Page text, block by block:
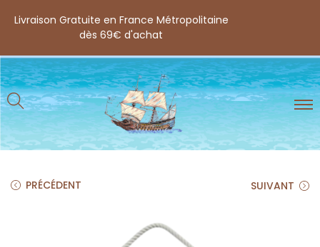
Livraison Gratuite en France Métropolitaine
dès 69€ d'achat
PRÉCÉDENT SUIVANT